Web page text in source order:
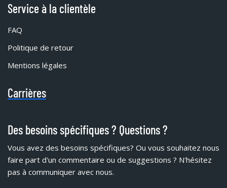
Service à la clientèle
FAQ
Politique de retour
Mentions légales
Carrières
Des besoins spécifiques ? Questions ?
Vous avez des besoins spécifiques? Ou vous souhaitez nous
faire part d'un commentaire ou de suggestions ? N'hésitez
pas à communiquer avec nous.